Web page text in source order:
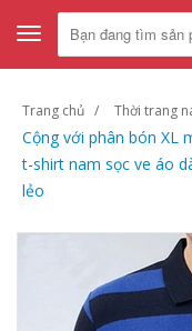
Toggle
navigation
Trang chủ Thời trang
Cộng với phân bón XL
t-shirt nam sọc ve áo
lẻo